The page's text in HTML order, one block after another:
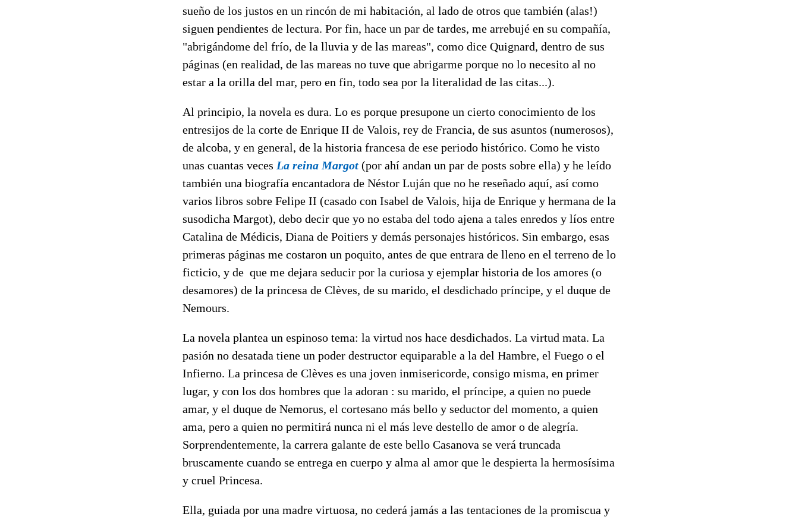
sueño de los justos en un rincón de mi habitación, al lado de otros que también (alas!)
siguen pendientes de lectura. Por fin, hace un par de tardes, me arrebujé en su compañía,
"abrigándome del frío, de la lluvia y de las mareas", como dice Quignard, dentro de sus
páginas (en realidad, de las mareas no tuve que abrigarme porque no lo necesito al no
estar a la orilla del mar, pero en fin, todo sea por la literalidad de las citas...).
Al principio, la novela es dura. Lo es porque presupone un cierto conocimiento de los
entresijos de la corte de Enrique II de Valois, rey de Francia, de sus asuntos (numerosos),
de alcoba, y en general, de la historia francesa de ese periodo histórico. Como he visto
unas cuantas veces La reina Margot (por ahí andan un par de posts sobre ella) y he leído
también una biografía encantadora de Néstor Luján que no he reseñado aquí, así como
varios libros sobre Felipe II (casado con Isabel de Valois, hija de Enrique y hermana de la
susodicha Margot), debo decir que yo no estaba del todo ajena a tales enredos y líos entre
Catalina de Médicis, Diana de Poitiers y demás personajes históricos. Sin embargo, esas
primeras páginas me costaron un poquito, antes de que entrara de lleno en el terreno de lo
ficticio, y de que me dejara seducir por la curiosa y ejemplar historia de los amores (o
desamores) de la princesa de Clèves, de su marido, el desdichado príncipe, y el duque de
Nemours.
La novela plantea un espinoso tema: la virtud nos hace desdichados. La virtud mata. La
pasión no desatada tiene un poder destructor equiparable a la del Hambre, el Fuego o el
Infierno. La princesa de Clèves es una joven inmisericorde, consigo misma, en primer
lugar, y con los dos hombres que la adoran : su marido, el príncipe, a quien no puede
amar, y el duque de Nemorus, el cortesano más bello y seductor del momento, a quien
ama, pero a quien no permitirá nunca ni el más leve destello de amor o de alegría.
Sorprendentemente, la carrera galante de este bello Casanova se verá truncada
bruscamente cuando se entrega en cuerpo y alma al amor que le despierta la hermosísima
y cruel Princesa.
Ella, guiada por una madre virtuosa, no cederá jamás a las tentaciones de la promiscua y